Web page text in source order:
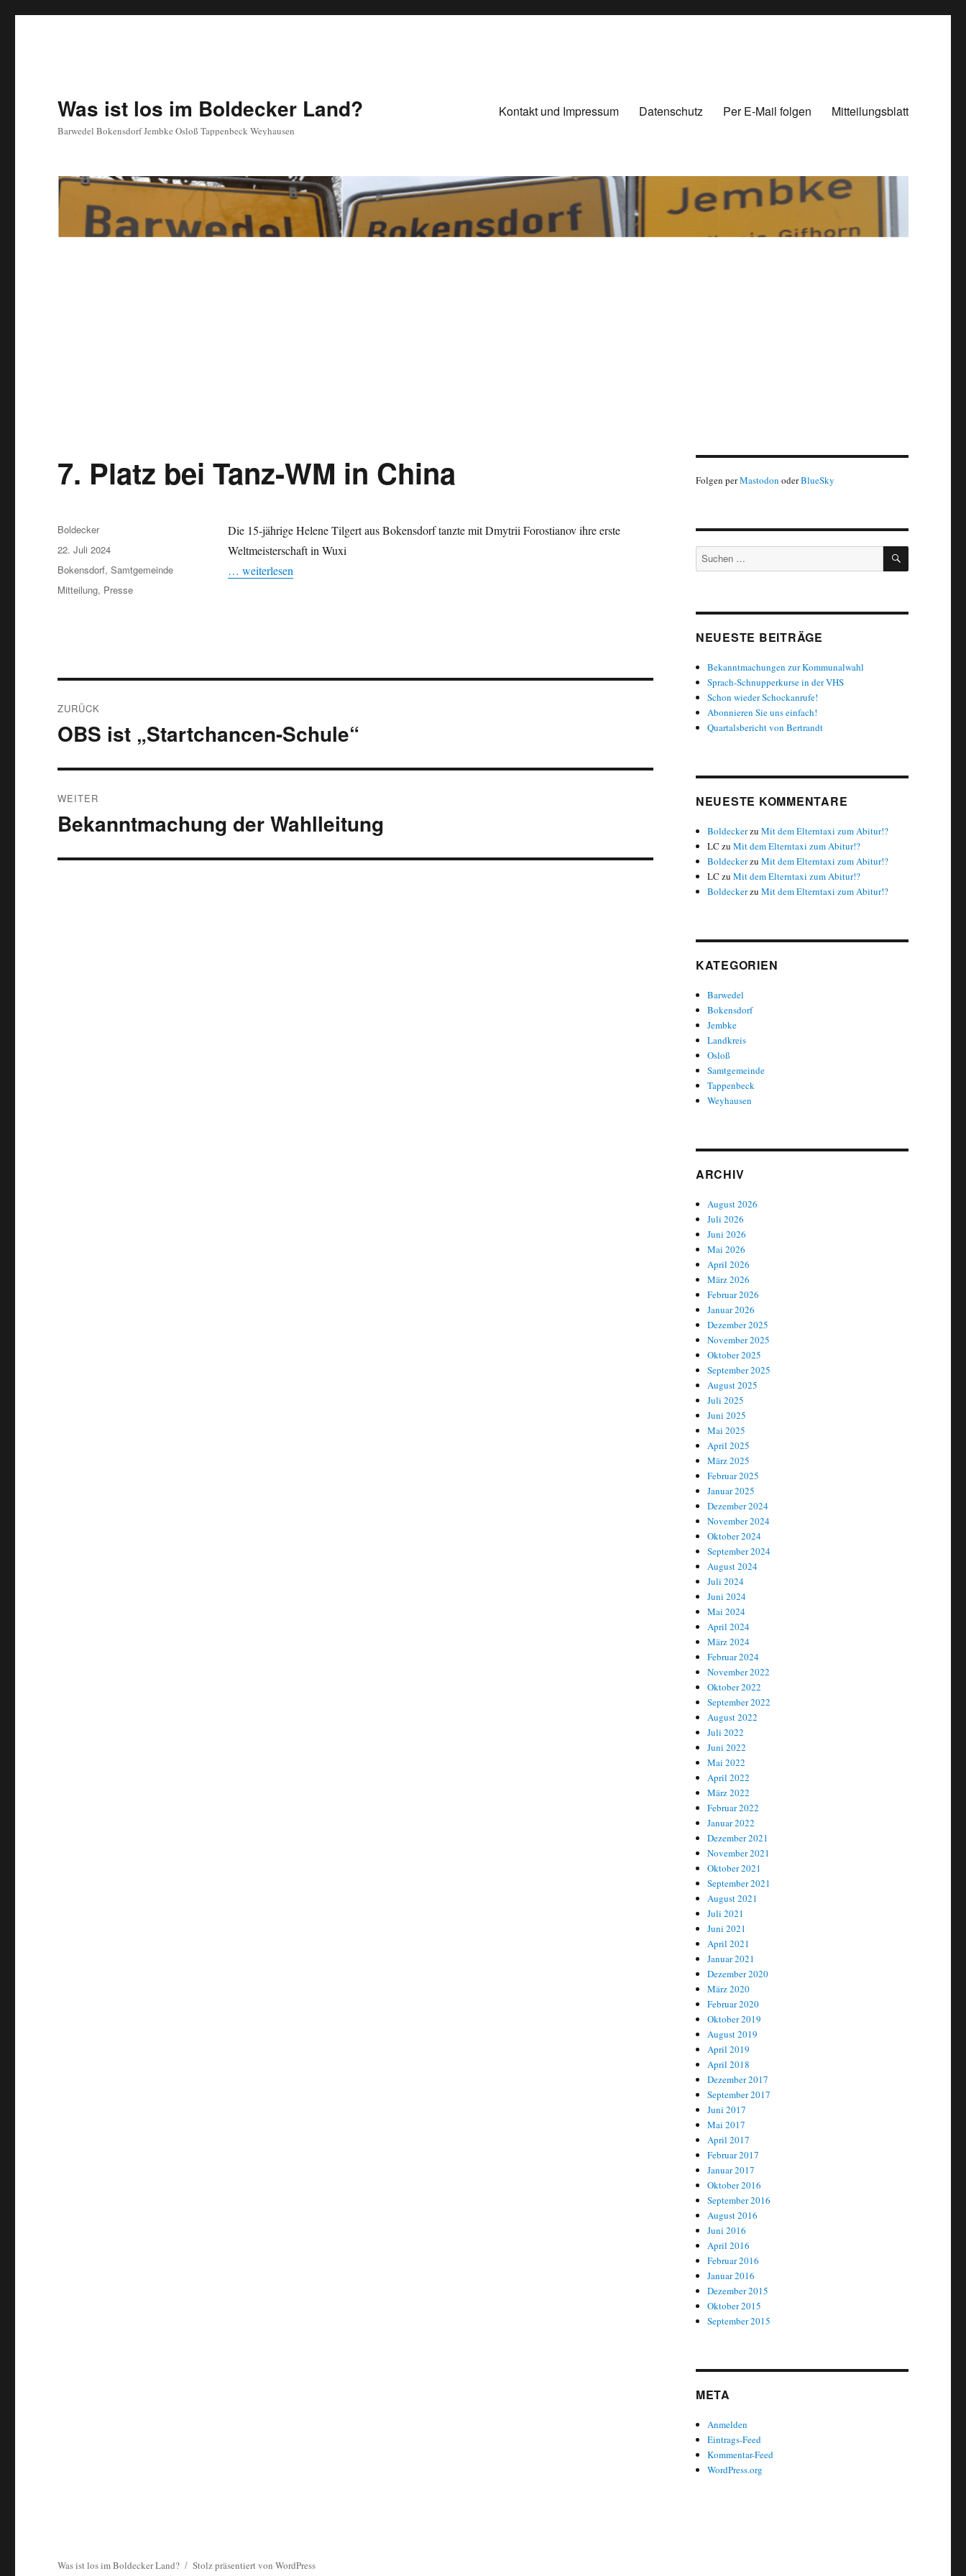
Was ist los im Boldecker Land?
Barwedel Bokensdorf Jembke Osloß Tappenbeck Weyhausen
Kontakt und Impressum Datenschutz Per E-Mail folgen Mitteilungsblatt
7. Platz bei Tanz-WM in China
Die 15-jährige Helene Tilgert aus Bokensdorf tanzte mit Dmytrii Forostianov ihre erste
Weltmeisterschaft in Wuxi
… weiterlesen
Autor
Boldecker
Veröffentlicht
am
22. Juli 2024
Kategorien
Bokensdorf,Samtgemeinde
Schlagwörter
Mitteilung, Presse
ZURÜCK
Vorheriger
OBS ist „Startchancen-Schule“
WEITER
Nächster
Bekanntmachung der Wahlleitung
Folgen perMastodon oderBlueSky
Suchen
nach:
SUCHEN
NEUESTE BEITRÄGE
Bekanntmachungen zur Kommunalwahl
Sprach-Schnupperkurse in der VHS
Schon wieder Schockanrufe!
Abonnieren Sie uns einfach!
Quartalsbericht von Bertrandt
NEUESTE KOMMENTARE
BoldeckerzuMit dem Elterntaxi zum Abitur!?
LC zuMit dem Elterntaxi zum Abitur!?
BoldeckerzuMit dem Elterntaxi zum Abitur!?
LC zuMit dem Elterntaxi zum Abitur!?
BoldeckerzuMit dem Elterntaxi zum Abitur!?
KATEGORIEN
Barwedel
Bokensdorf
Jembke
Landkreis
Osloß
Samtgemeinde
Tappenbeck
Weyhausen
ARCHIV
August 2026
Juli 2026
Juni 2026
Mai 2026
April 2026
März 2026
Februar 2026
Januar 2026
Dezember 2025
November 2025
Oktober 2025
September 2025
August 2025
Juli 2025
Juni 2025
Mai 2025
April 2025
März 2025
Februar 2025
Januar 2025
Dezember 2024
November 2024
Oktober 2024
September 2024
August 2024
Juli 2024
Juni 2024
Mai 2024
April 2024
März 2024
Februar 2024
November 2022
Oktober 2022
September 2022
August 2022
Juli 2022
Juni 2022
Mai 2022
April 2022
März 2022
Februar 2022
Januar 2022
Dezember 2021
November 2021
Oktober 2021
September 2021
August 2021
Juli 2021
Juni 2021
April 2021
Januar 2021
Dezember 2020
März 2020
Februar 2020
Oktober 2019
August 2019
April 2019
April 2018
Dezember 2017
September 2017
Juni 2017
Mai 2017
April 2017
Februar 2017
Januar 2017
Oktober 2016
September 2016
August 2016
Juni 2016
April 2016
Februar 2016
Januar 2016
Dezember 2015
Oktober 2015
September 2015
META
Anmelden
Eintrags-Feed
Kommentar-Feed
WordPress.org
Was ist los im Boldecker Land? Stolz präsentiert von WordPress